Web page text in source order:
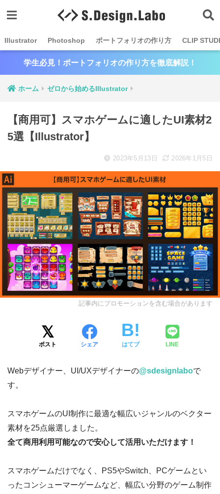
Illustrator Photoshop ポートフォリオの作り方 CLIP
学生必見！ポートフォリオの作り方を徹底解説！
ホーム ゼロから始めるIllustrator
【商用可】スマホゲームに適したUI素材2
5選【Illustrator】
2023年5月13日 2026年1月5日
記事内にプロモーションを含む場合があります
ポスト シェア はてブ LINE
Webデザイナー、UI/UXデザイナーの@sdesignlaboで
す。
スマホゲームのUI制作に最適な幅広いジャンルのベクター
素材を25点厳選しました。
全て商用利用可能なので安心して活用いただけます！
スマホゲームだけでなく、PS5やSwitch、PCゲームとい
ったコンシューマーゲームなど、幅広い分野のゲーム制作